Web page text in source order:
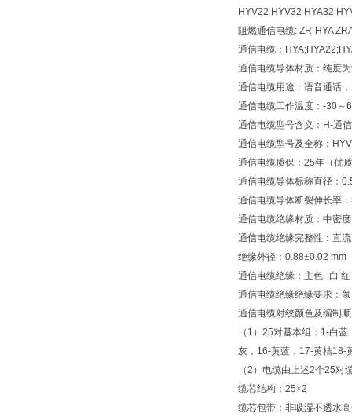
HYV22 HYV32 HYA32
阻燃通信电缆: ZR-HYA
通信电缆：
通信电缆导体材质：纯度为
通信电缆用途：语音通话，
通信电缆工作温度： -30～
通信电缆型号含义： H-通
通信电缆型号及全称： HYV
通信电缆质保： 25年（优
通信电缆导体标称直径：
通信电缆导体断裂伸长率
通信电缆绝缘材质：中密度
通信电缆绝缘完整性：直
绝缘外径： 0.88±0.02 mm
通信电缆绝缘：主色--白 红
通信电缆绝缘绝缘要求：
通信电缆对绞颜色及编制
（ 1 ） 25对基本组： 1-白蓝
灰， 16-黄蓝， 17-黄桔18-
（2 ）电缆由上述2个25对
缆芯结构： 25×2
缆芯包带：非吸湿不透水